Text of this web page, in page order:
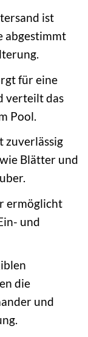
ist
abgestimmt
für eine
verteilt das
Pool.
zuverlässig
Blätter und
ermöglicht
und
die
und